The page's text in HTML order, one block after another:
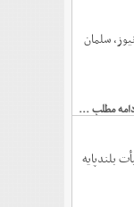
سلمان
مطلب ...
بلندپایه